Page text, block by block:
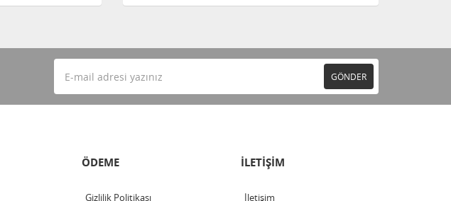
GÖNDER
ÖDEME
Gizlilik Politikası
İLETİŞİM
İletişim